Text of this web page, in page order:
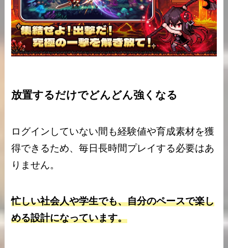
放置するだけでどんどん強くなる
ログインしていない間も経験値や育成素材を獲
得できるため、毎日長時間プレイする必要はあ
りません。
忙しい社会人や学生でも、自分のペースで楽し
める設計になっています。